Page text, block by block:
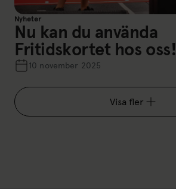
Nyheter
Nu kan du använda
Fritidskortet hos oss!
10 november 2025
Visa fler